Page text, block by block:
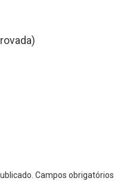
Campos obrigatórios